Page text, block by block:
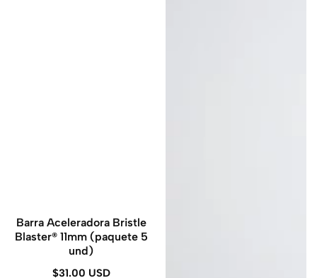
Barra Aceleradora Bristle
Blaster® 11mm (paquete 5
und)
Precio
$31.00 USD